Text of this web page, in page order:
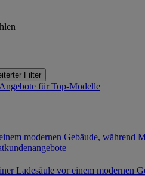
Filter
für Top-Modelle